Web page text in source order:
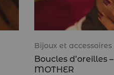
Bijoux et accessoires
Boucles d’oreilles –
MOTHER